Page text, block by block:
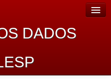
DADOS